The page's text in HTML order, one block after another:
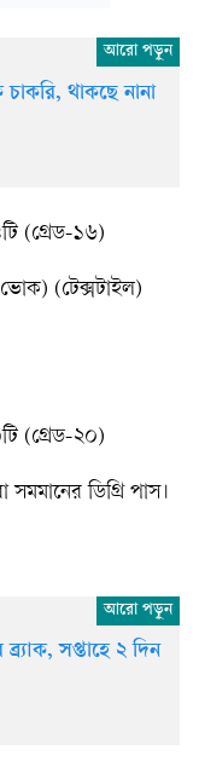
চাকরি, থাকছে নানা
(গ্রেড-১৬)
(টেক্সটাইল)
(গ্রেড-২০)
ডিগ্রি পাস।
সপ্তাহে ২ দিন